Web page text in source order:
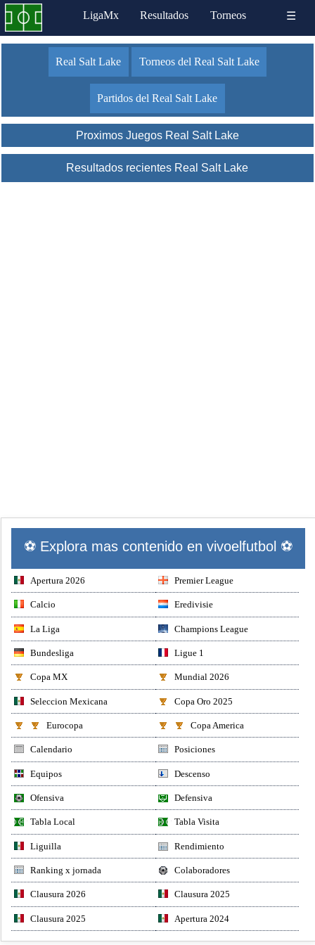
LigaMx Resultados Torneos ☰
Real Salt Lake Torneos del Real Salt Lake
Partidos del Real Salt Lake
Proximos Juegos Real Salt Lake
Resultados recientes Real Salt Lake
⚽ Explora mas contenido en vivoelfutbol ⚽
Apertura 2026 Premier League
Calcio Eredivisie
La Liga Champions League
Bundesliga Ligue 1
Copa MX Mundial 2026
Seleccion Mexicana Copa Oro 2025
Eurocopa Copa America
Calendario Posiciones
Equipos Descenso
Ofensiva Defensiva
Tabla Local Tabla Visita
Liguilla Rendimiento
Ranking x jornada Colaboradores
Clausura 2026 Clausura 2025
Clausura 2025 Apertura 2024